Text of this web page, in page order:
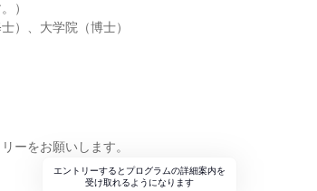
）
）、大学院（博士）
ーをお願いします。
エントリーするとプログラムの詳細案内を
受け取れるようになります